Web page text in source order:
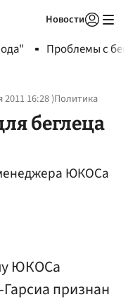
Новости
Проблемы с
2011 16:28)Политика
беглеца
ЮКОСа
ЮКОСа
признан